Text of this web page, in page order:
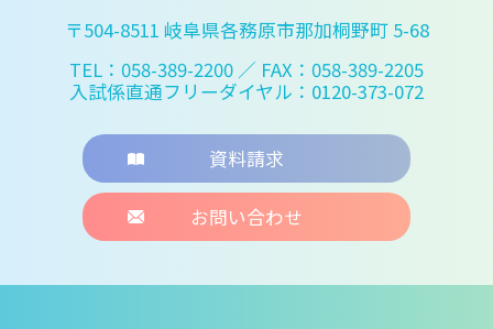
〒504-8511 岐阜県各務原市那加桐野町 5-68
TEL：058-389-2200 ／ FAX：058-389-2205
入試係直通フリーダイヤル：0120-373-072
資料請求
お問い合わせ